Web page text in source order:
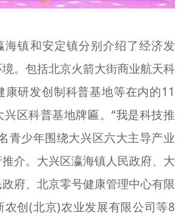
海镇和安定镇分别介绍了经济发
。包括北京火箭大街商业航天科
康研发创制科普基地等在内的11
区科普基地牌匾。“我是科技推
青少年围绕大兴区六大主导产业
介。大兴区瀛海镇人民政府、大
府、北京零号健康管理中心有限
农创(北京)农业发展有限公司等8